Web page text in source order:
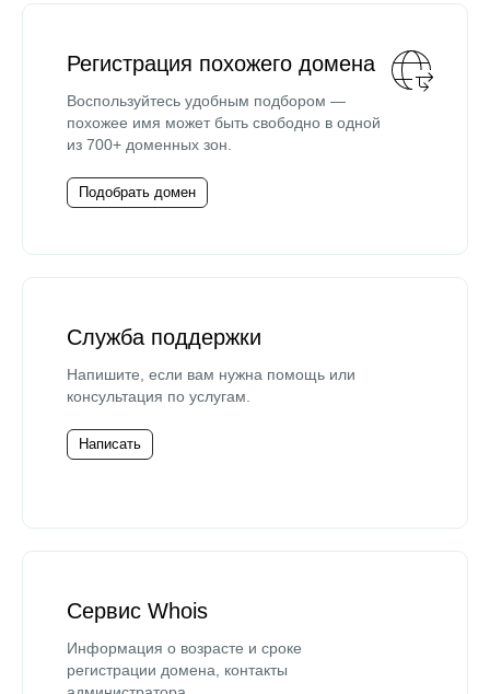
Регистрация похожего домена
Воспользуйтесь удобным подбором —
похожее имя может быть свободно в одной
из 700+ доменных зон.
Подобрать домен
Служба поддержки
Напишите, если вам нужна помощь или
консультация по услугам.
Написать
Сервис Whois
Информация о возрасте и сроке
регистрации домена, контакты